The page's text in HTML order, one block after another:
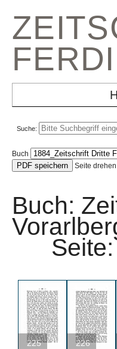
Suche:
Buch
Seite
Buch:
225 226